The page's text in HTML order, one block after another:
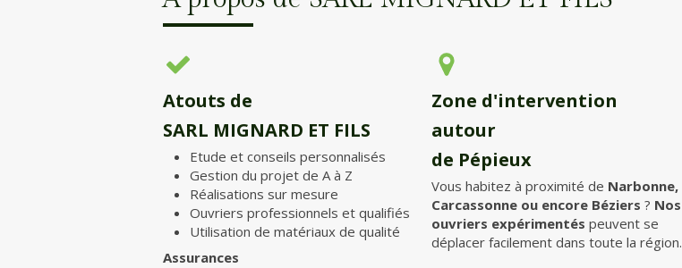
Atouts de
SARL MIGNARD ET FILS
Etude et conseils personnalisés
Gestion du projet de A à Z
Réalisations sur mesure
Ouvriers professionnels et qualifiés
Utilisation de matériaux de qualité
Assurances
Zone d'intervention
autour
de Pépieux
Vous habitez à proximité de Narbonne,
Carcassonne ou encore Béziers ? Nos
ouvriers expérimentés peuvent se
déplacer facilement dans toute la région.